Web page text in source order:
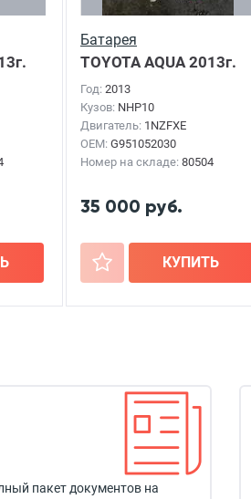
Батарея
TOYOTA AQUA2013г.
Год: 2013
Кузов: NHP10
Двигатель: 1NZFXE
OEM: G951052030
Номер на складе: 80504
35 000 руб.
+ КУПИТЬ
пакет документов на